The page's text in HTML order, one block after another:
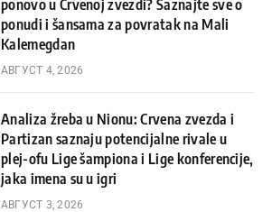
ponovo u Crvenoj zvezdi? Saznajte sve o
ponudi i šansama za povratak na Mali
Kalemegdan
АВГУСТ 4, 2026
Analiza žreba u Nionu: Crvena zvezda i
Partizan saznaju potencijalne rivale u
plej-ofu Lige šampiona i Lige konferencije,
jaka imena su u igri
АВГУСТ 3, 2026